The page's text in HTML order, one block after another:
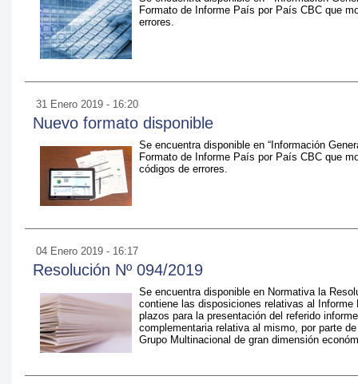
Formato de Informe País por País CBC que
errores.
31 Enero 2019 - 16:20
Nuevo formato disponible
Se encuentra disponible en “Información
Formato de Informe País por País CBC que
códigos de errores.
04 Enero 2019 - 16:17
Resolución Nº 094/2019
Se encuentra disponible en Normativa la
contiene las disposiciones relativas al
plazos para la presentación del referido
complementaria relativa al mismo, por parte
Grupo Multinacional de gran dimensión